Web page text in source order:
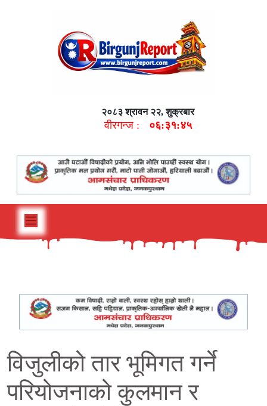
२०८३ श्रावन २२, शुक्रबार
वीरगन्ज : ०६:३१:४६
विजुलीको तार भूमिगत गर्ने
परियोजनाको कुलमान र